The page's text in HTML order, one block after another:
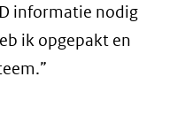
informatie nodig
ik opgepakt en